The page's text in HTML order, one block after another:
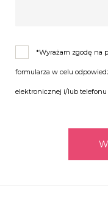
*Wyrażam zgodę na
formularza w celu
elektronicznej i/lub telefonu